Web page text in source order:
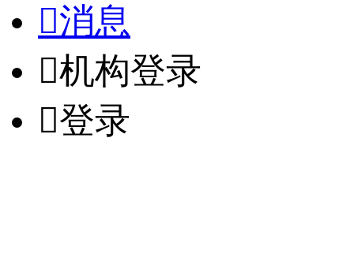
消息
机构登录
登录